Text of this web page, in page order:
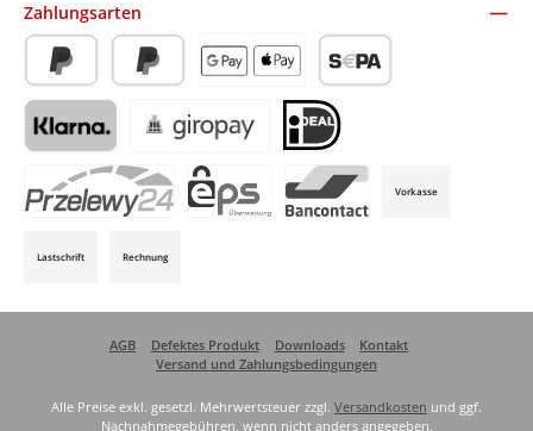
Zahlungsarten
PayPal Später BezahlenApple Pay / Google Pay (via Stripe)
SEPA-Lastschrift (via Stripe)
Klarna (via Stripe)Giropay (via Stripe) iDeal (via Stripe)
Vorkasse
Lastschrift Rechnung
AGB Defektes Produkt Downloads
Kontakt
Versand und Zahlungsbedingungen
Alle Preise exkl. gesetzl. Mehrwertsteuer zzgl. Versandkosten und ggf.
Nachnahmegebühren, wenn nicht anders angegeben.